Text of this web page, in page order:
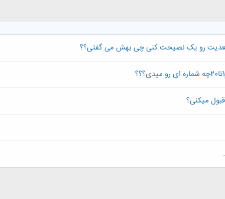
بعدیت رو یک نصیحت کنی چی بهش می گفتی؟؟
میکنی؟